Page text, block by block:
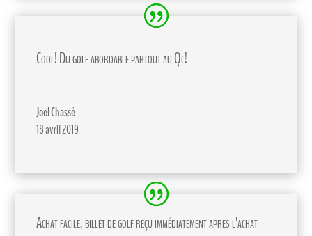
Cool! Du golf abordable partout au Qc!
Joël Chassé
18 avril 2019
Achat facile, billet de golf reçu immédiatement après l’achat